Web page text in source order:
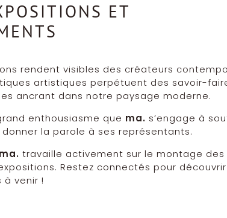
ET
rendent visibles des créateurs
artistiques perpétuent des savoir-
ancrant dans notre paysage moderne.
enthousiasme que ma. s’engage à
la parole à ses représentants.
ma. travaille activement sur le montage des
Restez connectés pour
à venir !